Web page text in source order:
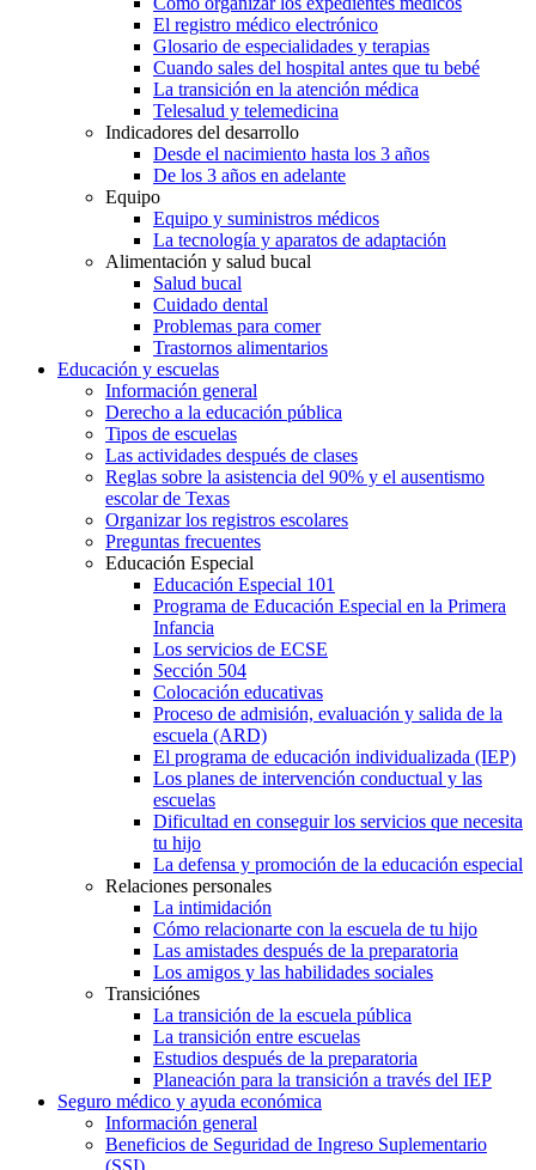
El registro médico electrónico
Glosario de especialidades y terapias
Cuando sales del hospital antes que tu bebé
La transición en la atención médica
Telesalud y telemedicina
Indicadores del desarrollo
Desde el nacimiento hasta los 3 años
De los 3 años en adelante
Equipo
Equipo y suministros médicos
La tecnología y aparatos de adaptación
Alimentación y salud bucal
Salud bucal
Cuidado dental
Problemas para comer
Trastornos alimentarios
Educación y escuelas
Información general
Derecho a la educación pública
Tipos de escuelas
Las actividades después de clases
Reglas sobre la asistencia del 90% y el ausentismo
escolar de Texas
Organizar los registros escolares
Preguntas frecuentes
Educación Especial
Educación Especial 101
Programa de Educación Especial en la Primera
Infancia
Los servicios de ECSE
Sección 504
Colocación educativas
Proceso de admisión, evaluación y salida de la
escuela (ARD)
El programa de educación individualizada (IEP)
Los planes de intervención conductual y las
escuelas
Dificultad en conseguir los servicios que necesita
tu hijo
La defensa y promoción de la educación especial
Relaciones personales
La intimidación
Cómo relacionarte con la escuela de tu hijo
Las amistades después de la preparatoria
Los amigos y las habilidades sociales
Transiciónes
La transición de la escuela pública
La transición entre escuelas
Estudios después de la preparatoria
Planeación para la transición a través del IEP
Seguro médico y ayuda económica
Información general
Beneficios de Seguridad de Ingreso Suplementario
(SSI)